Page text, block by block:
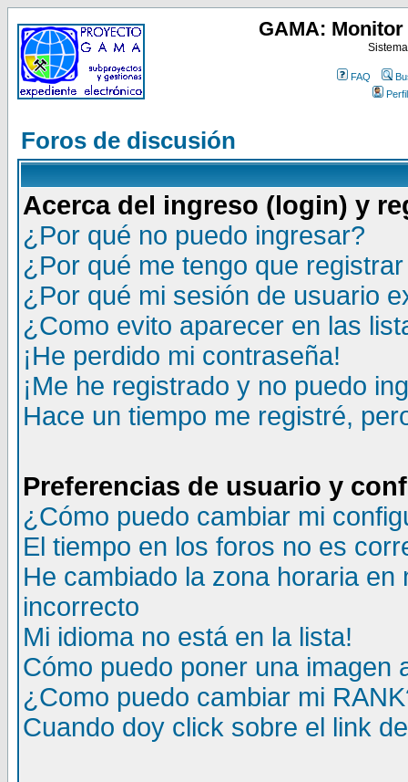
GAMA:
FAQ
Perfil
Foros de discusión
Acerca del ingreso (login) y
¿Por qué no puedo ingresar?
¿Por qué me tengo que
¿Por qué mi sesión de usuario
¿Como evito aparecer en las
¡He perdido mi contraseña!
¡Me he registrado y no puedo
Hace un tiempo me registré,
Preferencias de usuario y
¿Cómo puedo cambiar mi
El tiempo en los foros no es
He cambiado la zona horaria
incorrecto
Mi idioma no está en la lista!
Cómo puedo poner una imagen
¿Como puedo cambiar mi
Cuando doy click sobre el link